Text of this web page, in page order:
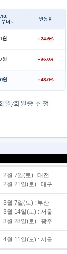
2/21 · 5/16 · 9/12
2월 7일(토) : 대전
2월 21일(토) : 대구
3월 7일(토) : 부산
3월 14일(토) : 서울
3월 28일(토) : 광주
4월 11일(토) : 서울